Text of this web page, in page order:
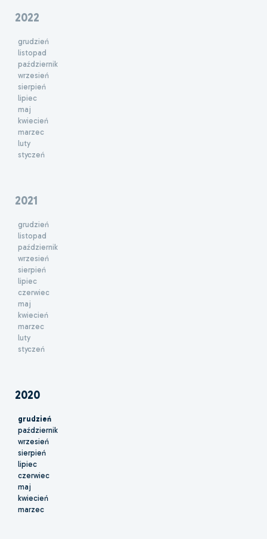
2022
grudzień
listopad
październik
wrzesień
sierpień
lipiec
maj
kwiecień
marzec
luty
styczeń
2021
grudzień
listopad
październik
wrzesień
sierpień
lipiec
czerwiec
maj
kwiecień
marzec
luty
styczeń
2020
grudzień
październik
wrzesień
sierpień
lipiec
czerwiec
maj
kwiecień
marzec